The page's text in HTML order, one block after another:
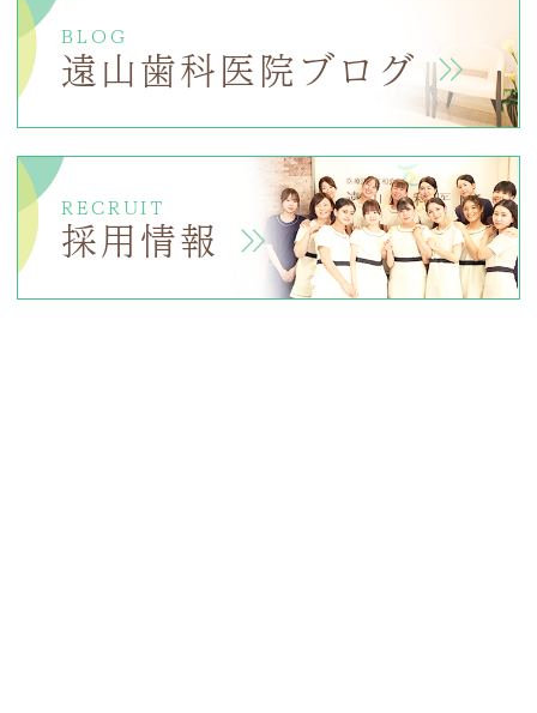
BLOG
遠山歯科医院ブログ
RECRUIT
採用情報